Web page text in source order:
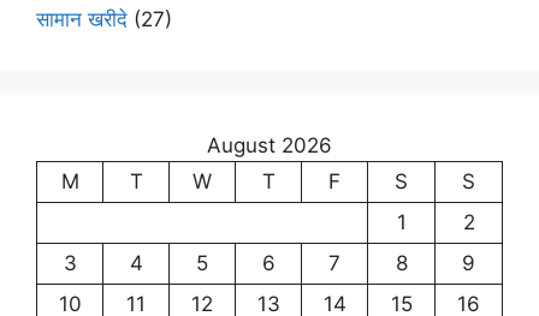
सामान खरीदे (27)
August 2026
M
T W T F S
S
1
2
3
4 5 6 7 8
9
10
11 12 13 14 15
16